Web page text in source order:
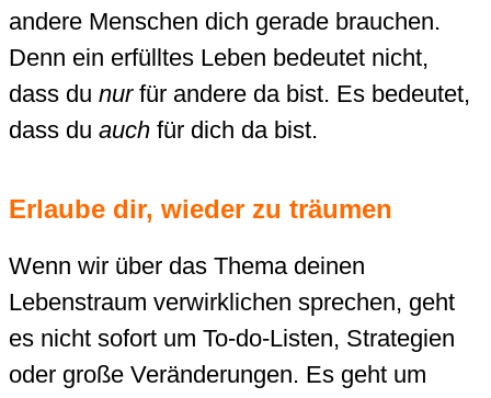
andere Menschen dich gerade brauchen.
Denn ein erfülltes Leben bedeutet nicht,
dass du nurfür andere da bist. Es bedeutet,
dass du auch für dich da bist.
Erlaube dir, wieder zu träumen
Wenn wir über das Thema deinen
Lebenstraum verwirklichen sprechen, geht
es nicht sofort um To-do-Listen, Strategien
oder große Veränderungen. Es geht um